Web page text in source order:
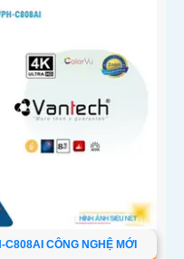
CÔNG NGHỆ MỚI